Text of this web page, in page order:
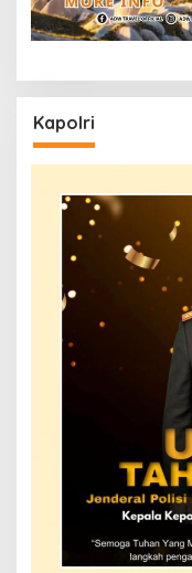
Kapolri